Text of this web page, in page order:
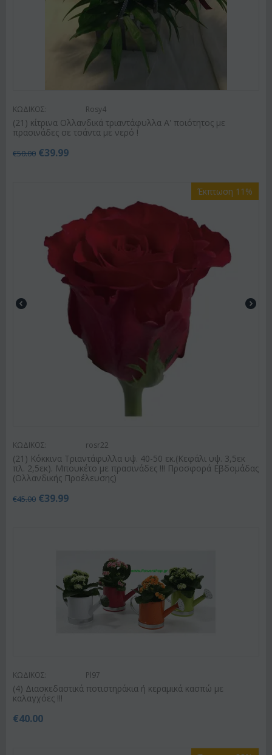
ΚΩΔΙΚΟΣ: Rosy4
(21) κίτρινα Ολλανδικά τριαντάφυλλα Α' ποιότητος με
πρασινάδες σε τσάντα με νερό !
€50.00 €39.99
Έκπτωση 11%
ΚΩΔΙΚΟΣ: rosr22
(21) Κόκκινα Τριαντάφυλλα υψ. 40-50 εκ.(Κεφάλι υψ. 3,5εκ
πλ. 2,5εκ). Μπουκέτο με πρασινάδες !!! Προσφορά Εβδομάδας
(Ολλανδικής Προέλευσης)
€45.00 €39.99
ΚΩΔΙΚΟΣ: Pl97
(4) Διασκεδαστικά ποτιστηράκια ή κεραμικά κασπώ με
καλαγχόες !!!
€40.00